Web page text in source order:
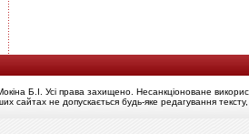
Б.І. Усі права захищено. Несанкціоноване
сайтах не допускається будь-яке редагування